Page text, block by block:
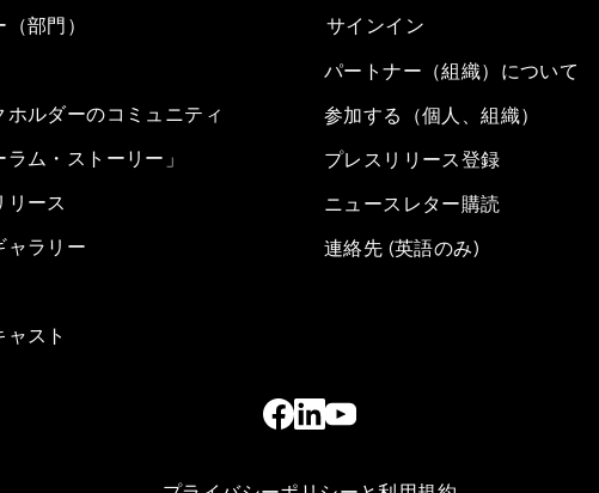
部門）
ホルダーのコミュニティ
ラム・ストーリー」
リース
ャラリー
スト
サインイン
パートナー（組織）について
参加する（個人、組織）
プレスリリース登録
ニュースレター購読
連絡先 (英語のみ)